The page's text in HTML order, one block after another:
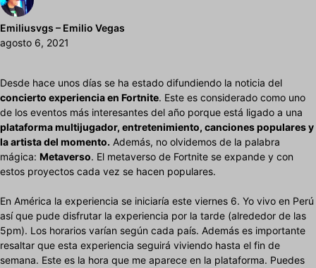
Emiliusvgs – Emilio Vegas
agosto 6, 2021
Desde hace unos días se ha estado difundiendo la noticia del
concierto experiencia en Fortnite. Este es considerado como uno
de los eventos más interesantes del año porque está ligado a una
plataforma multijugador, entretenimiento, canciones populares y
la artista del momento. Además, no olvidemos de la palabra
mágica: Metaverso. El metaverso de Fortnite se expande y con
estos proyectos cada vez se hacen populares.
En América la experiencia se iniciaría este viernes 6. Yo vivo en Perú
así que pude disfrutar la experiencia por la tarde (alrededor de las
5pm). Los horarios varían según cada país. Además es importante
resaltar que esta experiencia seguirá viviendo hasta el fin de
semana. Este es la hora que me aparece en la plataforma. Puedes